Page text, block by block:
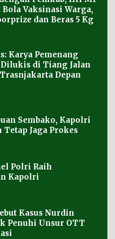
Vaksinasi Warga,
dan Beras 5 Kg
Karya Pemenang
di Tiang Jalan
Depan
Sembako, Kapolri
Tetap Jaga Prokes
Polri Raih
Kapolri
Kasus Nurdin
Penuhi Unsur OTT